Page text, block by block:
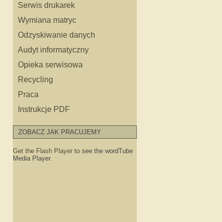
do HP
sprzętu HP
Serwis drukarek
Wymiana matryc
Odzyskiwanie danych
Audyt informatyczny
Opieka serwisowa
Recycling
Praca
Instrukcje PDF
ZOBACZ JAK PRACUJEMY
Get the Flash Player to see the wordTube
Media Player.